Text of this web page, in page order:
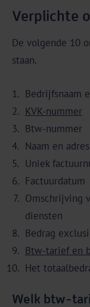
Verplichte
De volgende 10
staan.
Bedrijfsnaam
KVK-nummer
Btw-nummer
Naam en
Uniek
Factuurdatum
Omschrijving
diensten
Bedrag
Btw-tarief en
Het
Welk btw-